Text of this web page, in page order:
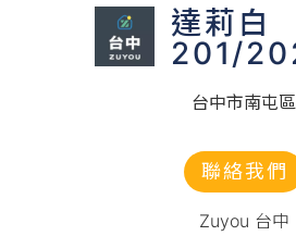
達莉白
201/
台中市南屯區
聯絡我們
Zuyou 台中